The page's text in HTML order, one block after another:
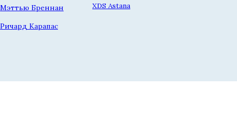
Мэттью Бреннан
Ричард Карапас
XDS Astana